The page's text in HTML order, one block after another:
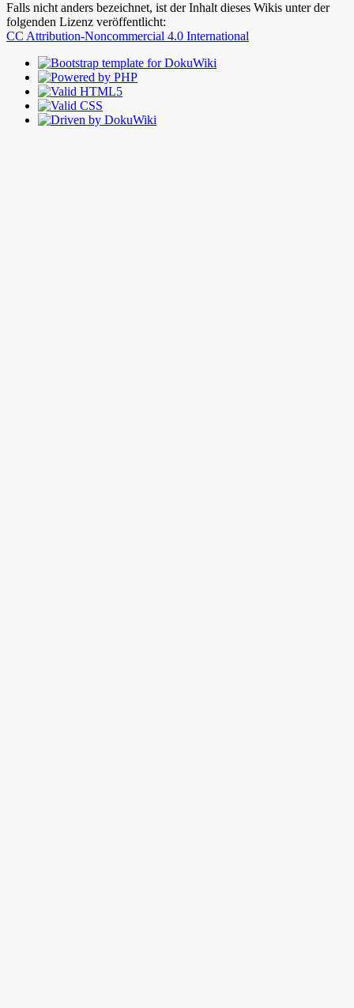
Falls nicht anders bezeichnet, ist der Inhalt dieses Wikis unter der
folgenden Lizenz veröffentlicht:
CC Attribution-Noncommercial 4.0 International